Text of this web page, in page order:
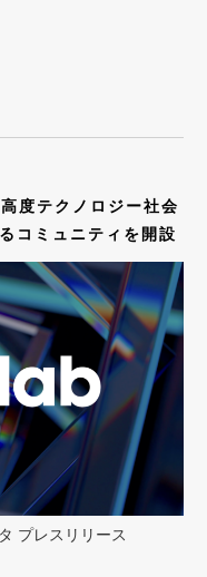
度テクノロジー社会
コミュニティを開設
プレスリリース